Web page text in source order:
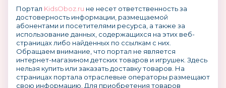
Портал KidsOboz.ru не несет ответственность за
достоверность информации, размещаемой
абонентами и посетителями ресурса, а также за
использование данных, содержащихся на этих веб-
страницах либо найденных по ссылкам с них.
Обращаем внимание, что портал не является
интернет-магазином детских товаров и игрушек. Здесь
нельзя купить или заказать доставку товаров. На
страницах портала отраслевые операторы размещают
свою информацию. Для приобретения товаров